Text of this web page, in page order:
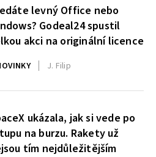
levný Office nebo
Godeal24 spustil
akci na originální licence
J. Filip
ukázala, jak si vede po
na burzu. Rakety už
tím nejdůležitějším